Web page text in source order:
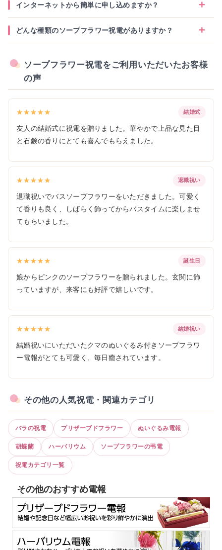
インターネットから簡単に申し込めますか？
どんな種類のソープフラワー祝電がありますか？
ソープフラワー祝電をご利用いただいたお客様
の声
★★★★★ 結婚式
友人の結婚式に祝電を贈りました。華やかで上品な見た目
と石鹸の香りにとても喜んでもらえました。
★★★★★ 退職祝い
退職祝いでバスソープフラワーをいただきました。可愛く
て香りも良く、しばらく飾ってからバスタイムに楽しませ
てもらいました。
★★★★★ 誕生日
娘からピンクのソープフラワーを贈られました。玄関に飾
っていますが、来客にも好評で嬉しいです。
★★★★★ 結婚祝い
結婚祝いにいただいたクマのぬいぐるみ付きソープフラワ
ー電報がとても可愛く、毎日癒されています。
その他の人気祝電・関連カテゴリ
バラの祝電 プリザーブドフラワー ぬいぐるみ電報
胡蝶蘭 ハーバリウム ソープフラワーの弔電
祝電カテゴリ一覧
その他のおすすめ電報